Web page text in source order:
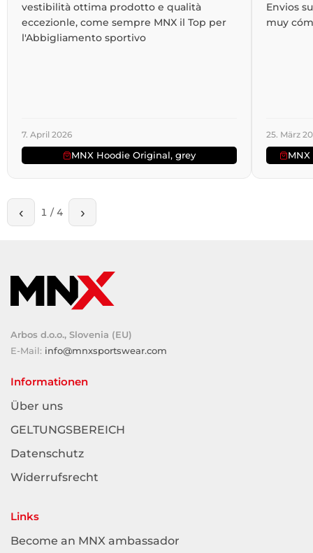
vestibilità ottima prodotto e qualità
eccezionle, come sempre MNX il Top per
l'Abbigliamento sportivo
7. April 2026
MNX Hoodie Original, grey
Envios
muy
25. März
‹ 1 /4 ›
Arbos d.o.o., Slovenia (EU)
E-Mail: info@mnxsportswear.com
Informationen
Über uns
GELTUNGSBEREICH
Datenschutz
Widerrufsrecht
Links
Become an MNX ambassador